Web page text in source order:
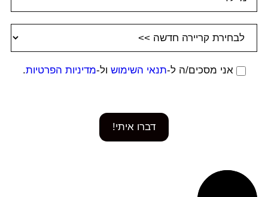
אני מסכים/ה ל-תנאי השימוש ול-מדיניות הפרטיות.
דברו איתי!